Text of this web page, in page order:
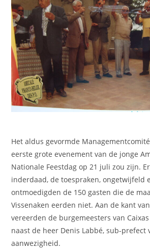
Het aldus gevormde
eerste grote evenement van de jonge
Nationale Feestdag op 21 juli zou zijn.
inderdaad, de toespraken, ongetwijfeld
ontmoedigden de 150 gasten die de
Vissenaken eerden niet. Aan de kant
vereerden de burgemeesters van
naast de heer Denis Labbé, sub-prefect
aanwezigheid.